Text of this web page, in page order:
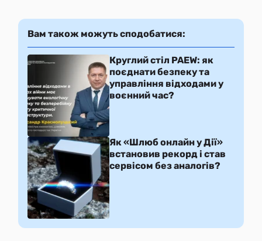
Вам також можуть сподобатися:
Круглий стіл PAEW: як
поєднати безпеку та
управління відходами у
воєнний час?
Як «Шлюб онлайн у Дії»
встановив рекорд і став
сервісом без аналогів?